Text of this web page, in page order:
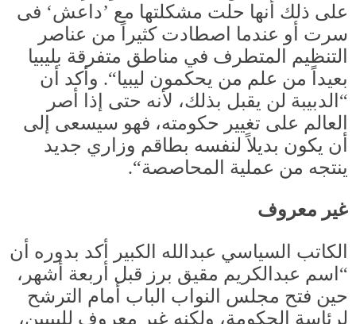
على ذلك أنها حلت مشكلتها مع ’داعش‘ فى
سرت أو عندما اصطادت كثيراً من عناصر
التنظيم المتطرف في مناطق متفرقة بليبيا
بعيداً من علم من يحكمون ليبيا“. وأكد أن
“ الدبيبة لن يقبل بذلك، لأنه حتى إذا أصر
العالم على تغيير حكومته، فهو سيسعى إلى
أن يكون بديلاً لنفسه بطاقم وزاري جديد
ينتجه من عملية المحاصصة“.
غير معروف
الكاتب السياسي عبدالله الكبير أكد بدوره أن
“ اسم عبدالكريم مقيق برز قبل أربعة أشهر،
حين فتح مجلس النواب الباب أمام الترشح
لرئاسة الحكومة، ولكنه غير معروف لليبيين،